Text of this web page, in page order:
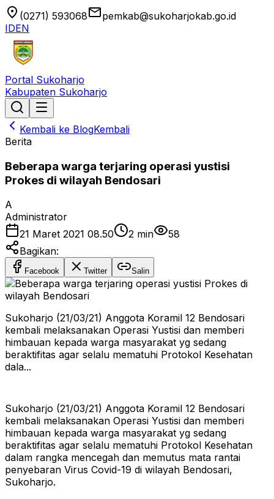
location_on (0271) 593068emailpemkab@sukoharjokab.go.id
IDEN
Portal Sukoharjo
Kabupaten Sukoharjo
Kembali ke BlogKembali
Berita
Beberapa warga terjaring operasi yustisi
Prokes di wilayah Bendosari
A
Administrator
21 Maret 2021 08.50
2 min
58
Bagikan:
Facebook Twitter Salin
Sukoharjo (21/03/21) Anggota Koramil 12 Bendosari
kembali melaksanakan Operasi Yustisi dan memberi
himbauan kepada warga masyarakat yg sedang
beraktifitas agar selalu mematuhi Protokol Kesehatan
dala...
Sukoharjo (21/03/21) Anggota Koramil 12 Bendosari
kembali melaksanakan Operasi Yustisi dan memberi
himbauan kepada warga masyarakat yg sedang
beraktifitas agar selalu mematuhi Protokol Kesehatan
dalam rangka mencegah dan memutus mata rantai
penyebaran Virus Covid-19 di wilayah Bendosari,
Sukoharjo.